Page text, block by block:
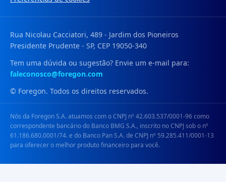
Rua Nicolau Cacciatori, 489 - Jardim dos Pioneiros
Presidente Prudente - SP, CEP 19050-340
Tem uma dúvida ou sugestão? Envie um e-mail para:
faleconosco@foregon.com
© Foregon. Todos os direitos reservados.
Nós da Foregon S.A. atuamos com o CNPJ nº 42.603.537/0001-96 como
correspondente bancário do Banco BMG S.A., inscrito no CNPJ sob o nº
61.186.680.0001/74. e do Banco Pan S.A. de CNPJ nº 59.285.411/0001-13
para oferecer o melhor produto financeiro para você.